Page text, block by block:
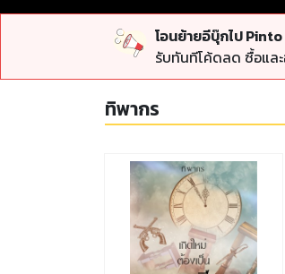
โอนย้ายอีบุ๊กไป
รับทันทีโค้ดลด ซื้อแล
ทิพากร